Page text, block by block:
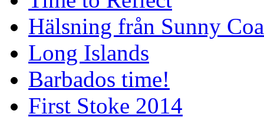
Hälsning från Sunny
Long Islands
Barbados time!
First Stoke 2014